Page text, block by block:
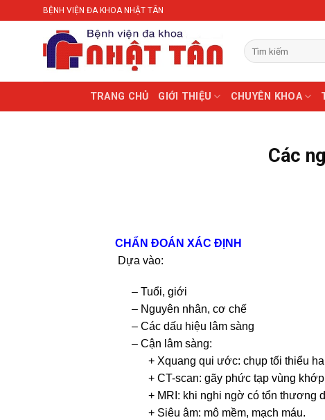
to
BỆNH VIỆN ĐA KHOA NHẬT TÂN
TRANG CHỦ GIỚI THIỆU CHUYÊN KHOA
Các
CHẨN ĐOÁN XÁC ĐỊNH
Dựa vào:
– Tuổi, giới
– Nguyên nhân, cơ chế
– Các dấu hiệu lâm sàng
– Cận lâm sàng:
+ Xquang qui ước: chụp tối thiểu hai
+ CT-scan: gãy phức tạp vùng khớp
+ MRI: khi nghi ngờ có tổn thương
+ Siêu âm: mô mềm, mạch máu.